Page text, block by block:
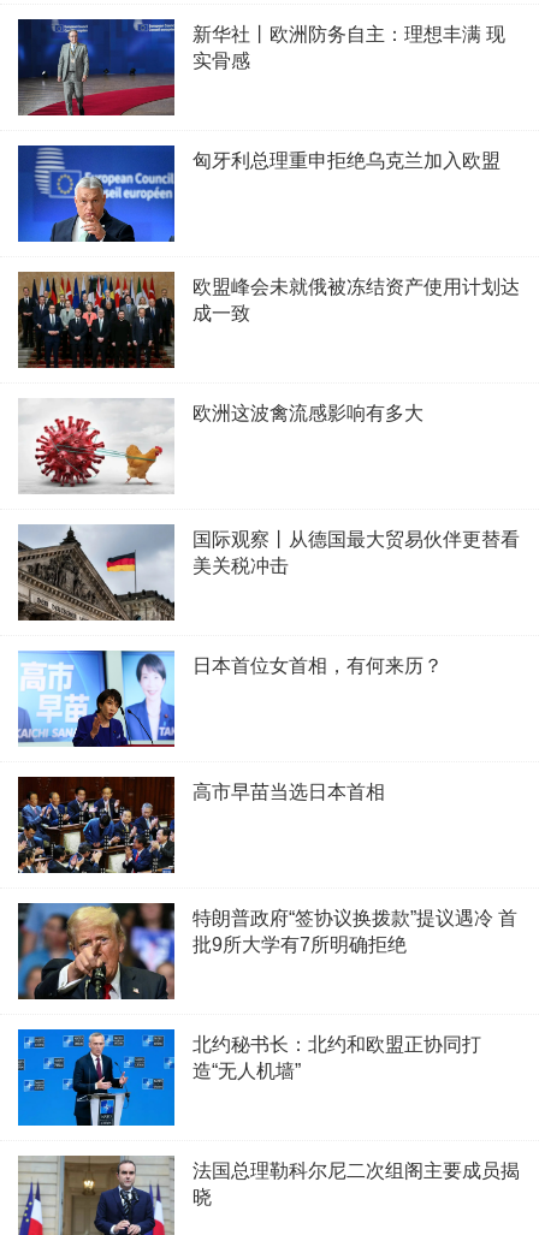
新华社丨欧洲防务自主：理想丰满 现
实骨感
匈牙利总理重申拒绝乌克兰加入欧盟
欧盟峰会未就俄被冻结资产使用计划达
成一致
欧洲这波禽流感影响有多大
国际观察丨从德国最大贸易伙伴更替看
美关税冲击
日本首位女首相，有何来历？
高市早苗当选日本首相
特朗普政府“签协议换拨款”提议遇冷 首
批9所大学有7所明确拒绝
北约秘书长：北约和欧盟正协同打
造“无人机墙”
法国总理勒科尔尼二次组阁主要成员揭
晓